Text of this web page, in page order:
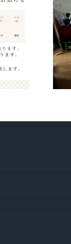
】自
催し
3月